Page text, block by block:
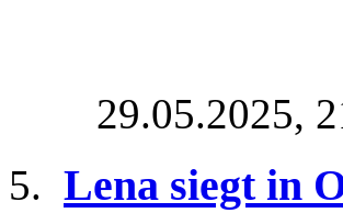
29.05.2025,
Lena siegt in